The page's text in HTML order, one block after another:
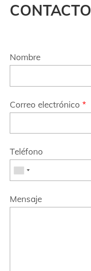
CONTACTO
Nombre
Correo electrónico *
Teléfono
Mensaje